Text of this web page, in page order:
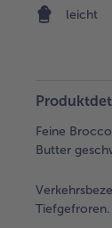
leicht
Feine
Butter
Tiefgefroren.